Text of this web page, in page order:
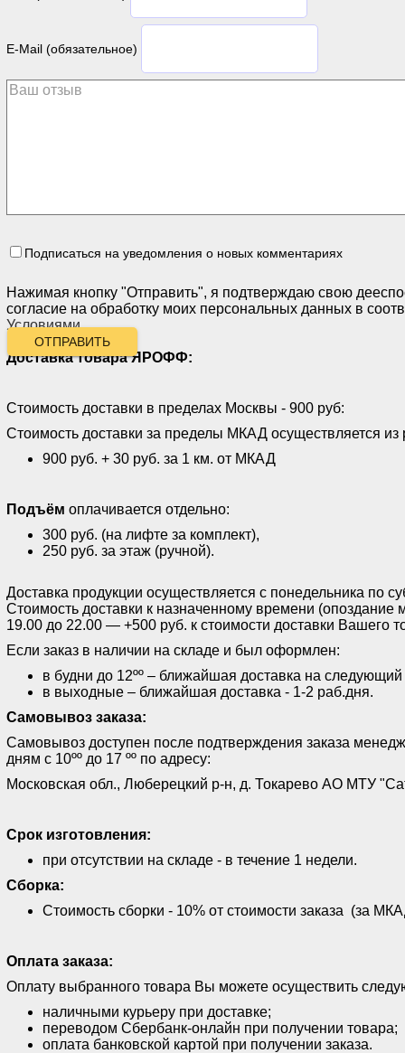
E-Mail (обязательное)
Подписаться на уведомления о новых комментариях
Нажимая кнопку "Отправить", я подтверждаю свою
согласие на обработку моих персональных данных в
Условиями.
ОТПРАВИТЬ
Доставка товара ЯРОФФ:
Стоимость доставки в пределах Москвы - 900 руб:
Стоимость доставки за пределы МКАД осуществляется из
900 руб. + 30 руб. за 1 км. от МКАД
Подъём оплачивается отдельно:
300 руб. (на лифте за комплект),
250 руб. за этаж (ручной).
Доставка продукции осуществляется с понедельника по
Стоимость доставки к назначенному времени (опоздание
19.00 до 22.00 — +500 руб. к стоимости доставки Вашего
Если заказ в наличии на складе и был оформлен:
в будни до 12ºº – ближайшая доставка на следующий
в выходные – ближайшая доставка - 1-2 раб.дня.
Самовывоз заказа:
Самовывоз доступен после подтверждения заказа
дням с 10ºº до 17 ºº по адресу:
Московская обл., Люберецкий р-н, д. Токарево АО МТУ
Срок изготовления:
при отсутствии на складе - в течение 1 недели.
Сборка:
Стоимость сборки - 10% от стоимости заказа (за
Оплата заказа:
Оплату выбранного товара Вы можете осуществить
наличными курьеру при доставке;
переводом Сбербанк-онлайн при получении товара;
оплата банковской картой при получении заказа.